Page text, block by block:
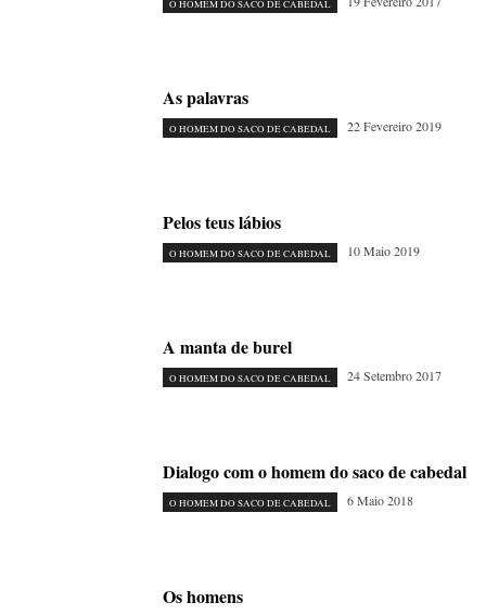
O HOMEM DO SACO DE CABEDAL
As palavras
O HOMEM DO SACO DE CABEDAL 22 Fevereiro 2019
Pelos teus lábios
O HOMEM DO SACO DE CABEDAL 10 Maio 2019
A manta de burel
O HOMEM DO SACO DE CABEDAL 24 Setembro 2017
Dialogo com o homem do saco de cabedal
O HOMEM DO SACO DE CABEDAL 6 Maio 2018
Os homens